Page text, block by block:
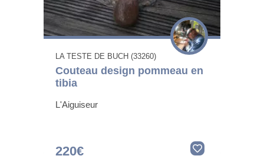
LA TESTE DE BUCH (33260)
Couteau design pommeau en
tibia
L'Aiguiseur
220€